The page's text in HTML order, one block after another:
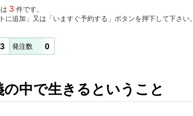
3 件です。
追加」又は「いますぐ予約する」ボタンを押下して下さい。
3 発注数 0
の中で生きるということ